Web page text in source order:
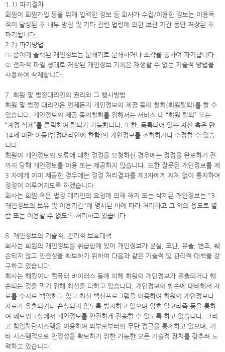
1.1) 파기절차
회원이 회원가입 등을 위해 입력한 정보 등 회사가 수집/이용한 정보는 이용목
적이 달성된 후 내부 방침 및 기타 관련 법령에 의한 보관 기간 동안 저장된 후
파기됩니다.
2.2) 파기방법
① 종이에 출력된 개인정보는 분쇄기로 분쇄하거나 소각을 통하여 파기합니다.
② 전자적 파일 형태로 저장된 개인정보 기록은 재생할 수 없는 기술적 방법을
사용하여 삭제합니다.
7. 회원 및 법정대리인의 권리와 그 행사방법
회원 및 법정 대리인은 언제든지 개인정보의 제공 동의 철회(회원탈퇴)를 할 수
있습니다. 개인정보의 제공 동의철회를 위해서는 서비스 내 “회원 탈퇴” 또는
“계정 삭제”를 클릭하여 탈퇴가 가능합니다. 또한, 등록되어 있는 자신 혹은 만
14세 미만 아동(법정대리인에 한함)의 개인정보를 조회하거나 수정할 수 있습
니다.
회원이 개인정보의 오류에 대한 정정을 요청하신 경우에는 정정을 완료하기 전
까지 당해 개인정보를 이용 또는 제공하지 않습니다. 또한 잘못된 개인정보를 제
3 자에게 이미 제공한 경우에는 정정 처리결과를 제3자에게 지체 없이 통지하여
정정이 이루어지도록 하겠습니다.
회사는 회원 혹은 법정 대리인의 요청에 의해 해지 또는 삭제된 개인정보는 "3.
개인정보의 보유 및 이용기간"에 명시된 바에 따라 처리하고 그 외의 용도로 열
람 또는 이용할 수 없도록 처리하고 있습니다.
8. 개인정보의 기술적, 관리적 보호대책
회사는 회원의 개인정보를 취급함에 있어 개인정보가 분실, 도난, 유출, 변조, 훼
손되지 않고 안전성을 확보하기 위하여 다음과 같은 기술적 및 관리적 대책을 강
구하고 있습니다.
회사는 해킹이나 컴퓨터 바이러스 등에 의해 회원의 개인정보가 유출되거나 훼
손되는 것을 막기 위해 최선을 다하고 있습니다. 개인정보의 훼손에 대비해서 자
료를 수시로 백업하고 있고 최신 백신프로그램을 이용하여 회원의 개인정보나
자료가 유출되거나 손상되지 않도록 방지하고 있으며 암호 알고리즘 등을 통하
여 네트워크상에서 개인정보를 안전하게 전송할 수 있도록 하고 있습니다. 그리
고 침입차단시스템을 이용하여 외부로부터의 무단 접근을 통제하고 있으며, 기
타 시스템적으로 안정성을 확보하기 위한 가능한 모든 기술적 장치를 갖추려 노
력하고 있습니다.